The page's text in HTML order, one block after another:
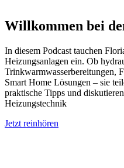
Willkommen bei
In diesem Podcast tauchen
Heizungsanlagen ein. Ob
Trinkwarmwasserbereitungen,
Smart Home Lösungen – sie
praktische Tipps und
Heizungstechnik
Jetzt reinhören